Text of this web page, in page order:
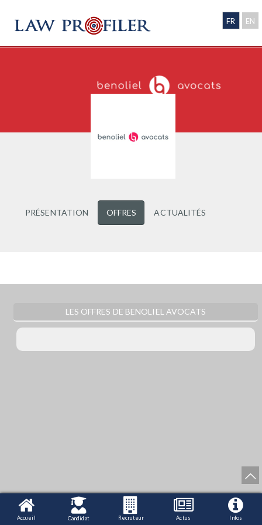
FR EN
PRÉSENTATION OFFRES ACTUALITÉS
LES OFFRES DE BENOLIEL AVOCATS
Accueil Candidat Recruteur Actus Infos